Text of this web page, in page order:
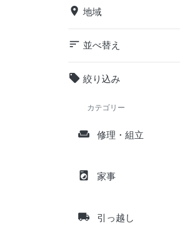
place 地域
sort 並べ替え
local_offer 絞り込み
カテゴリー
weekend 修理・組立
local_laundry_service 家事
local_shipping 引っ越し